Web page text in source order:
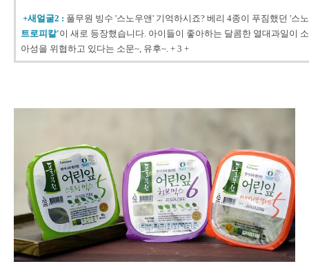
+새얼굴2 : 풀무원 빙수 '스노우앤' 기억하시죠? 베리 4종이 푸짐했던 '스
트로피칼'이 새로 등장했습니다. 아이들이 좋아하는 달콤한 열대과일이
아성을 위협하고 있다는 소문~, 유후~. + 3 +